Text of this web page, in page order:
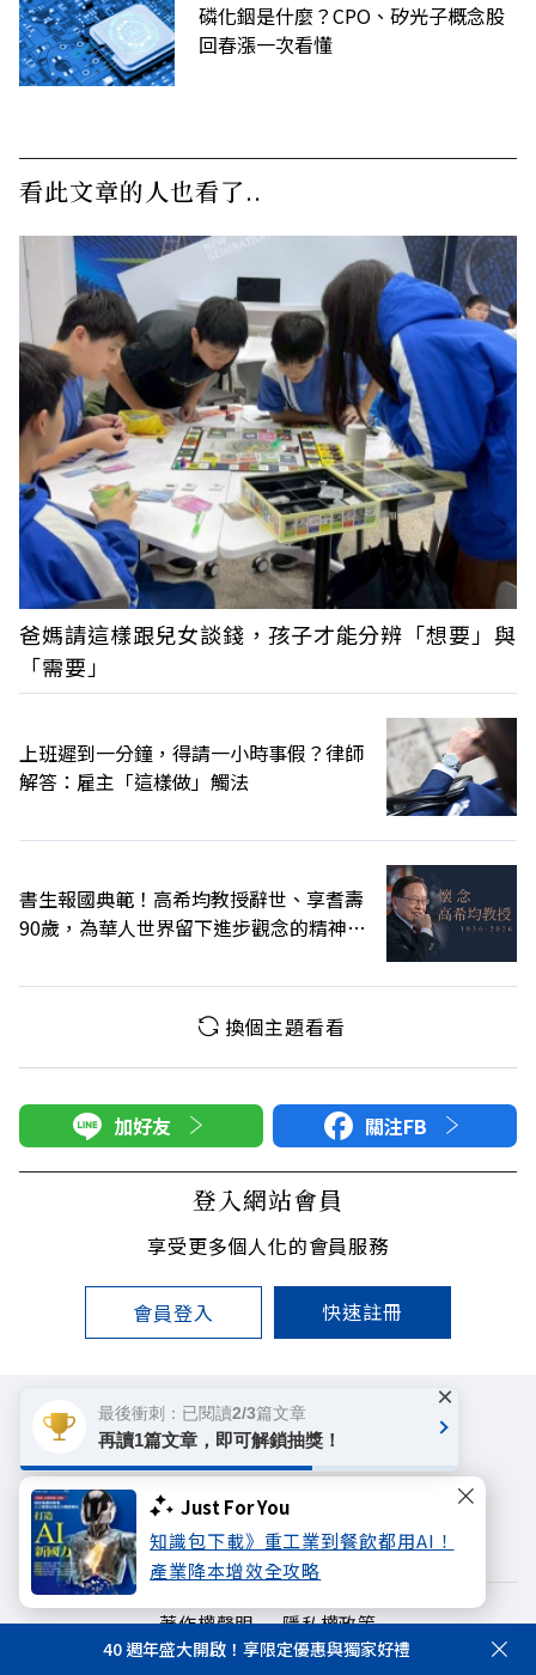
Just For You
知識包下載》重工業到餐飲都用AI！
產業降本增效全攻略
磷化銦是什麼？CPO、矽光子概念股
回春漲一次看懂
看此文章的人也看了..
爸媽請這樣跟兒女談錢，孩子才能分辨「想要」與
「需要」
上班遲到一分鐘，得請一小時事假？律師
解答：雇主「這樣做」觸法
書生報國典範！高希均教授辭世、享耆壽
90歲，為華人世界留下進步觀念的精神遺
換個主題看看
加好友 關注FB
登入網站會員
享受更多個人化的會員服務
會員登入 快速註冊
遠見雜誌 哈佛商業評論
未來親子學習平台
50+ 領導影響力學院
著作權聲明
隱私權政策
40 週年盛大開啟！享限定優惠與獨家好禮
最後衝刺：已閱讀2/3篇文章
再讀1篇文章，即可解鎖抽獎！
×